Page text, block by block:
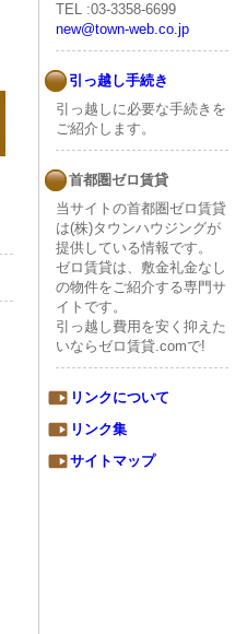
TEL :03-3358-6699
new@town-web.co.jp
引っ越し手続き
引っ越しに必要な手続きを
ご紹介します。
首都圏ゼロ賃貸
当サイトの首都圏ゼロ賃貸
は(株)タウンハウジングが
提供している情報です。
ゼロ賃貸は、敷金礼金なし
の物件をご紹介する専門サ
イトです。
引っ越し費用を安く抑えた
いならゼロ賃貸.comで!
リンクについて
リンク集
サイトマップ